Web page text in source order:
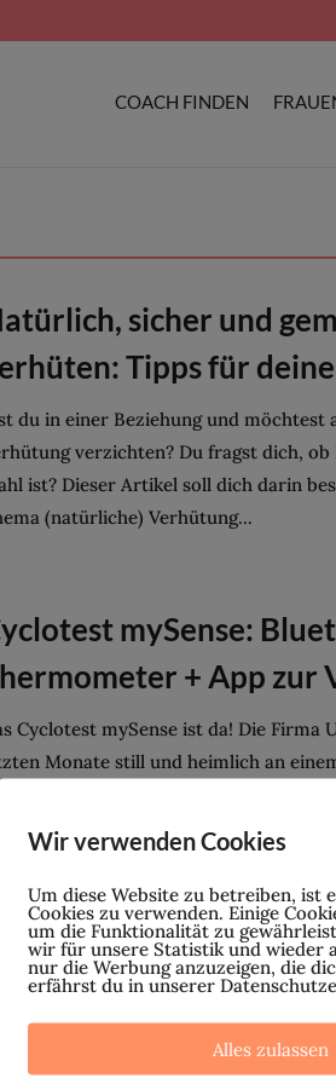
COACH FINDEN
sicher und
Tipps für
du in einer Beziehung und möchtest
verzichten? Du fragst dich, ob
ist? Dieser Artikel soll dich darin
(natürliche) Verhütung...
mySense:
+ App zur
Cyclotest mySense ist da! Die Firma
Monate still und heimlich an
ihre Marke cyclotest gearbeitet und
Vorankündigung ihr...
Medikament:
Artikel enthält Affiliate-Links.
Pille zum Schönheitsideal? Klingt im
Wir verwenden Cookies
Um diese Website zu betreiben, ist
Cookies zu verwenden. Einige
um die Funktionalität zu
wir für unsere Statistik und wieder
nur die Werbung anzuzeigen, die
erfährst du in unserer
Alles zulassen